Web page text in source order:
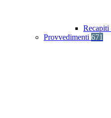
Recapiti
Provvedimenti 671